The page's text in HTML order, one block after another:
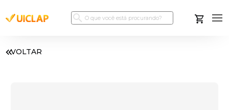
VOLTAR